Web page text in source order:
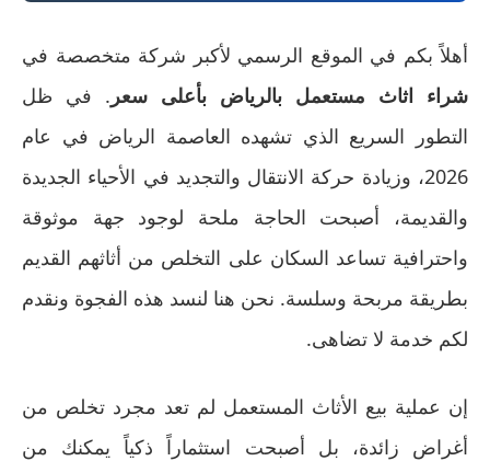
أهلاً بكم في الموقع الرسمي لأكبر شركة متخصصة في
شراء اثاث مستعمل بالرياض بأعلى سعر . في ظل
التطور السريع الذي تشهده العاصمة الرياض في عام
2026، وزيادة حركة الانتقال والتجديد في الأحياء الجديدة
والقديمة، أصبحت الحاجة ملحة لوجود جهة موثوقة
واحترافية تساعد السكان على التخلص من أثاثهم القديم
بطريقة مربحة وسلسة. نحن هنا لنسد هذه الفجوة ونقدم
لكم خدمة لا تضاهى.
إن عملية بيع الأثاث المستعمل لم تعد مجرد تخلص من
أغراض زائدة، بل أصبحت استثماراً ذكياً يمكنك من